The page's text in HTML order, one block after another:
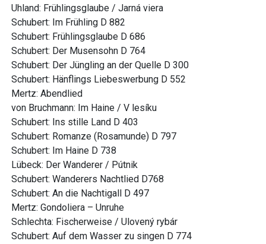
Uhland: Frühlingsglaube / Jarná viera
Schubert: Im Frühling D 882
Schubert: Frühlingsglaube D 686
Schubert: Der Musensohn D 764
Schubert: Der Jüngling an der Quelle D 300
Schubert: Hänflings Liebeswerbung D 552
Mertz: Abendlied
von Bruchmann: Im Haine / V lesíku
Schubert: Ins stille Land D 403
Schubert: Romanze (Rosamunde) D 797
Schubert: Im Haine D 738
Lübeck: Der Wanderer / Pútnik
Schubert: Wanderers Nachtlied D768
Schubert: An die Nachtigall D 497
Mertz: Gondoliera – Unruhe
Schlechta: Fischerweise / Ulovený rybár
Schubert: Auf dem Wasser zu singen D 774